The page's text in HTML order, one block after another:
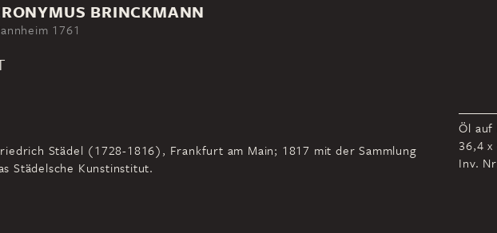
BRINCKMANN
1761
Städel (1728-1816), Frankfurt am Main; 1817 mit der Sammlung
Städelsche Kunstinstitut.
Öl auf
36,4 x
Inv.